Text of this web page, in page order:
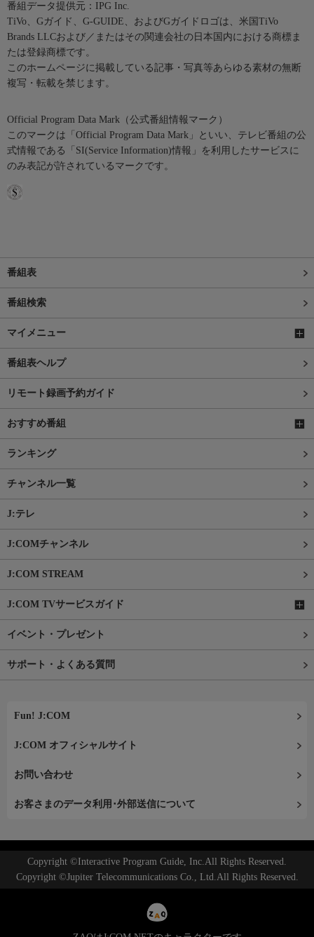
番組データ提供元：IPG Inc.
TiVo、Gガイド、G-GUIDE、およびGガイドロゴは、米国TiVo
Brands LLCおよび／またはその関連会社の日本国内における商標ま
たは登録商標です。
このホームページに掲載している記事・写真等あらゆる素材の無断
複写・転載を禁じます。
Official Program Data Mark（公式番組情報マーク）
このマークは「Official Program Data Mark」といい、テレビ番組の公
式情報である「SI(Service Information)情報」を利用したサービスに
のみ表記が許されているマークです。
番組表
番組検索
マイメニュー
番組表ヘルプ
リモート録画予約ガイド
おすすめ番組
ランキング
チャンネル一覧
J:テレ
J:COMチャンネル
J:COM STREAM
J:COM TVサービスガイド
イベント・プレゼント
サポート・よくある質問
Fun! J:COM
J:COM オフィシャルサイト
お問い合わせ
お客さまのデータ利用･外部送信について
Copyright ©Interactive Program Guide, Inc.All Rights Reserved.
Copyright ©Jupiter Telecommunications Co., Ltd.All Rights Reserved.